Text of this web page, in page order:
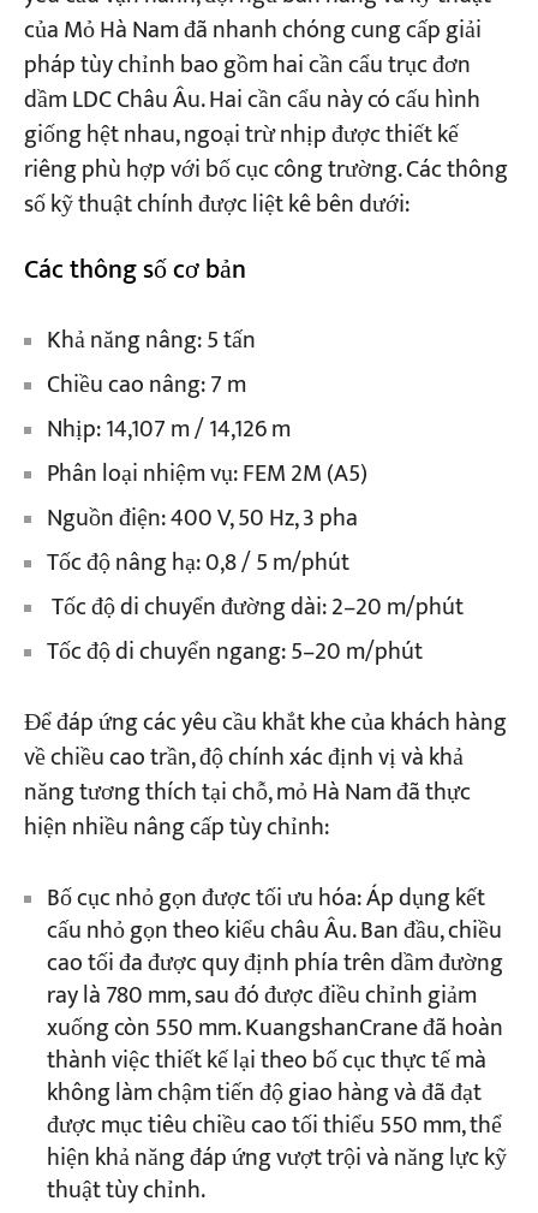
của Mỏ Hà Nam đã nhanh chóng cung cấp giải
pháp tùy chỉnh bao gồm hai cần cẩu trục đơn
dầm LDC Châu Âu. Hai cần cẩu này có cấu hình
giống hệt nhau, ngoại trừ nhịp được thiết kế
riêng phù hợp với bố cục công trường. Các thông
số kỹ thuật chính được liệt kê bên dưới:
Các thông số cơ bản
Khả năng nâng: 5 tấn
Chiều cao nâng: 7 m
Nhịp: 14,107 m / 14,126 m
Phân loại nhiệm vụ: FEM 2M (A5)
Nguồn điện: 400 V, 50 Hz, 3 pha
Tốc độ nâng hạ: 0,8 / 5 m/phút
Tốc độ di chuyển đường dài: 2–20 m/phút
Tốc độ di chuyển ngang: 5–20 m/phút
Để đáp ứng các yêu cầu khắt khe của khách hàng
về chiều cao trần, độ chính xác định vị và khả
năng tương thích tại chỗ, mỏ Hà Nam đã thực
hiện nhiều nâng cấp tùy chỉnh:
Bố cục nhỏ gọn được tối ưu hóa: Áp dụng kết
cấu nhỏ gọn theo kiểu châu Âu. Ban đầu, chiều
cao tối đa được quy định phía trên dầm đường
ray là 780 mm, sau đó được điều chỉnh giảm
xuống còn 550 mm. KuangshanCrane đã hoàn
thành việc thiết kế lại theo bố cục thực tế mà
không làm chậm tiến độ giao hàng và đã đạt
được mục tiêu chiều cao tối thiểu 550 mm, thể
hiện khả năng đáp ứng vượt trội và năng lực kỹ
thuật tùy chỉnh.